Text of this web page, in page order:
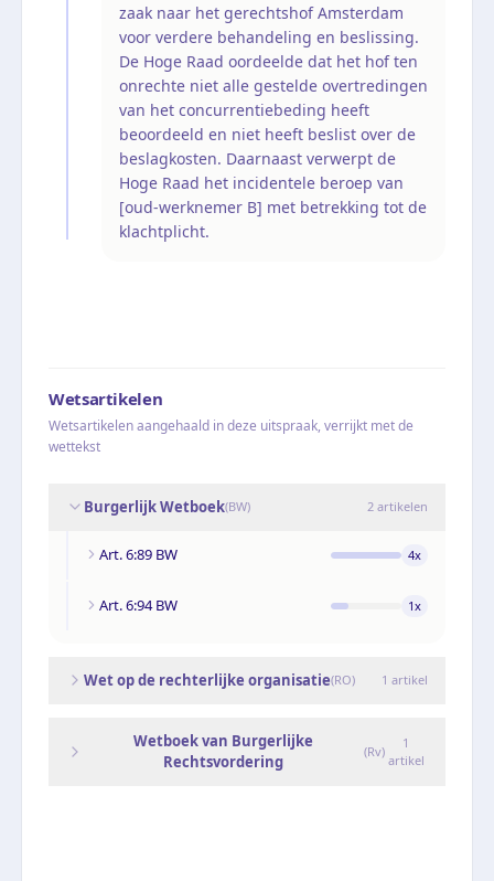
zaak naar het gerechtshof Amsterdam
voor verdere behandeling en beslissing.
De Hoge Raad oordeelde dat het hof ten
onrechte niet alle gestelde overtredingen
van het concurrentiebeding heeft
beoordeeld en niet heeft beslist over de
beslagkosten. Daarnaast verwerpt de
Hoge Raad het incidentele beroep van
[oud-werknemer B] met betrekking tot de
klachtplicht.
Wetsartikelen
Wetsartikelen aangehaald in deze uitspraak, verrijkt met de
wettekst
Burgerlijk Wetboek(BW) 2 artikelen
Art. 6:89 BW 4x
Art. 6:94 BW 1x
Wet op de rechterlijke organisatie(RO) 1 artikel
Wetboek van Burgerlijke
Rechtsvordering
(Rv)
1
artikel